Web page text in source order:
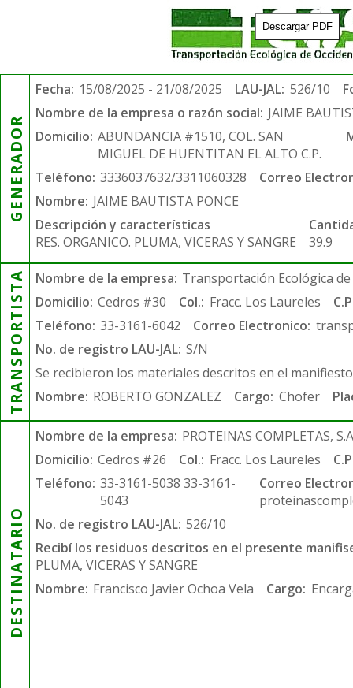
Descargar PDF
GENERADOR
Fecha: 15/08/2025 - 21/08/2025 LAU-JAL: 526/10
Nombre de la empresa o razón social: JAIME
Domicilio: ABUNDANCIA #1510, COL. SAN
MIGUEL DE HUENTITAN EL ALTO C.P.
Teléfono: 3336037632/3311060328
Correo
Nombre: JAIME BAUTISTA PONCE
Descripción y características
RES. ORGANICO. PLUMA, VICERAS Y SANGRE
39.9
TRANSPORTISTA Nombre de la empresa: Transportación Ecológica de
Domicilio: Cedros #30 Col.: Fracc. Los Laureles
Teléfono: 33-3161-6042 Correo Electronico:
No. de registro LAU-JAL: S/N
Se recibieron los materiales descritos en el
Nombre: ROBERTO GONZALEZ Cargo: Chofer
DESTINATARIO
Nombre de la empresa: PROTEINAS COMPLETAS,
Domicilio: Cedros #26 Col.: Fracc. Los Laureles
Teléfono: 33-3161-5038 33-3161-
5043
Correo
No. de registro LAU-JAL: 526/10
Recibí los residuos descritos en el presente
PLUMA, VICERAS Y SANGRE
Nombre: Francisco Javier Ochoa Vela Cargo: